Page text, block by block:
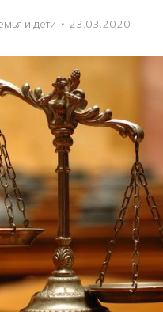
и дети · 23.03.2020